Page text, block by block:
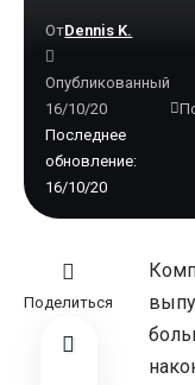
Последнее
обновление:
16/10/20
ОтDennis K.
Опубликованный
16/10/20
Поделиться